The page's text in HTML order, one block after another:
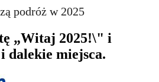
podróż w 2025
„Witaj 2025!\" i
dalekie miejsca.